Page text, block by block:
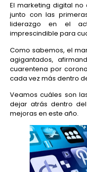
El marketing digital
junto con las
liderazgo en el
imprescindible para
Como sabemos, el
agigantados,
cuarentena por
cada vez más dentro
Veamos cuáles son
dejar atrás dentro
mejoras en este año.